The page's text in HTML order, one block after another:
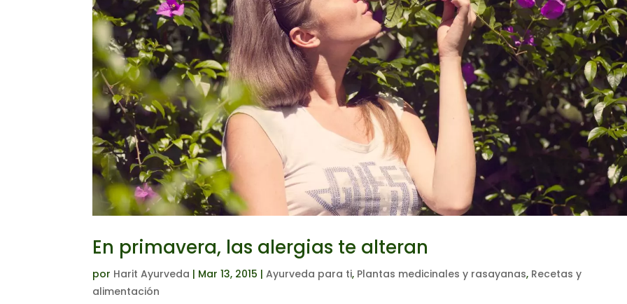
En primavera, las alergias te alteran
por Harit Ayurveda | Mar 13, 2015 | Ayurveda para ti, Plantas medicinales y rasayanas, Recetas y
alimentación